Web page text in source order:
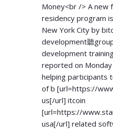
Money<br /> A new
residency program
New York City by
development聽
development
reported on
helping participants
of b [url=https://
us[/url] itcoin
[url=https://
usa[/url] related